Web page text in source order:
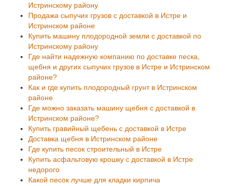
Истринскому району
Продажа сыпучих грузов с доставкой в Истре и
Истринском районе
Купить машину плодородной земли с доставкой по
Истринскому району
Где найти надежную компанию по доставке песка,
щебня и других сыпучих грузов в Истре и Истринском
районе?
Как и где купить плодородный грунт в Истринском
районе
Где можно заказать машину щебня с доставкой в
Истринском районе?
Купить гравийный щебень с доставкой в Истре
Доставка щебня в Истринском районе
Где купить песок строительный в Истре
Купить асфальтовую крошку с доставкой в Истре
недорого
Какой песок лучше для кладки кирпича